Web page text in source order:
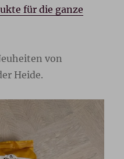
für die ganze
von
Heide.